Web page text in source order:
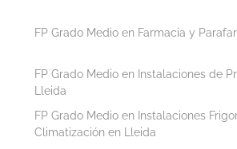
FP Grado Medio en Farmacia y
FP Grado Medio en Instalaciones de
Lleida
FP Grado Medio en Instalaciones
Climatización en Lleida